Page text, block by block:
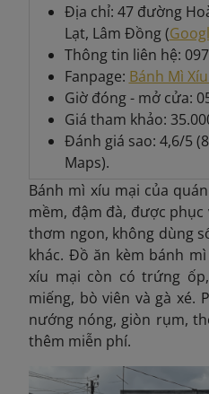
Địa chỉ: 47 đường
Lạt, Lâm Đồng (
Thông tin liên hệ:
Fanpage: Bánh Mì
Giờ đóng - mở cửa:
Giá tham khảo:
Đánh giá sao: 4,6/5
Maps).
Bánh mì xíu mại của
mềm, đậm đà, được
thơm ngon, không dùng
khác. Đồ ăn kèm bánh
xíu mại còn có trứng
miếng, bò viên và gà xé.
nướng nóng, giòn rụm,
thêm miễn phí.